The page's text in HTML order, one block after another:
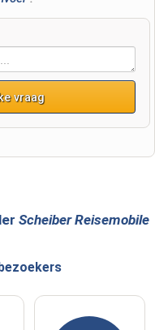
vraag
Scheiber Reisemobile